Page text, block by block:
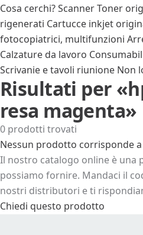
Cosa cerchi?ScannerToner
rigenerati Cartucce inkjet
fotocopiatrici, multifunzioni
Calzature da lavoro
Scrivanie e tavoli riunione Non
Risultati per
resa magenta»
0 prodotti trovati
Nessun prodotto corrisponde
Il nostro catalogo online è una
possiamo fornire. Mandaci il
nostri distributori e ti
Chiedi questo prodotto